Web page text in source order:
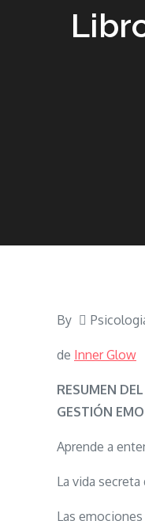
By
de Inner Glow
RESUMEN
GESTIÓN
Aprende a
La vida
Las